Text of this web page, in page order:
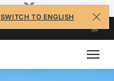
SWITCH TO ENGLISH